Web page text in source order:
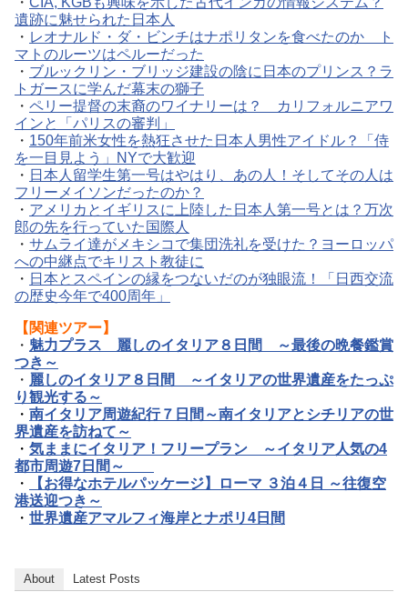
遺跡に魅せられた日本人
・ レオナルド・ダ・ビンチはナポリタンを食べたのか ト
マトのルーツはペルーだった
・ ブルックリン・ブリッジ建設の陰に日本のプリンス？ラ
トガースに学んだ幕末の獅子
・ ペリー提督の末裔のワイナリーは？ カリフォルニアワ
インと「パリスの審判」
・ 150年前米女性を熱狂させた日本人男性アイドル？「侍
を一目見よう」NYで大歓迎
・ 日本人留学生第一号はやはり、あの人！そしてその人は
フリーメイソンだったのか？
・ アメリカとイギリスに上陸した日本人第一号とは？万次
郎の先を行っていた国際人
・ サムライ達がメキシコで集団洗礼を受けた？ヨーロッパ
への中継点でキリスト教徒に
・ 日本とスペインの縁をつないだのが独眼流！「日西交流
の歴史今年で400周年」
【関連ツアー】
・ 魅力プラス 麗しのイタリア８日間 ～最後の晩餐鑑賞
つき～
・ 麗しのイタリア８日間 ～イタリアの世界遺産をたっぷ
り観光する～
・ 南イタリア周遊紀行７日間～南イタリアとシチリアの世
界遺産を訪ねて～
・ 気ままにイタリア！フリープラン ～イタリア人気の4
都市周遊7日間～
・
【お得なホテルパッケージ】ローマ ３泊４日 ～往復空
港送迎つき～
・ 世界遺産アマルフィ海岸とナポリ4日間
About Latest Posts